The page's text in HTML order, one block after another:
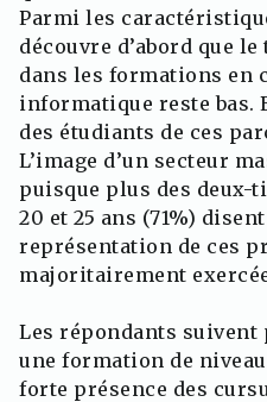
Parmi les
découvre d’abord que
dans les formations en
informatique reste bas.
des étudiants de ces
L’image d’un secteur
puisque plus des deux-
20 et 25 ans (71%)
représentation de ces
majoritairement
Les répondants suivent
une formation de niveau
forte présence des